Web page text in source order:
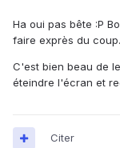
Ha oui pas bête :P
faire exprès du
C'est bien beau de
éteindre l'écran et
Citer